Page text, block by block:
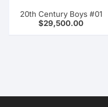
20th Century Boys #01
$29,500.00